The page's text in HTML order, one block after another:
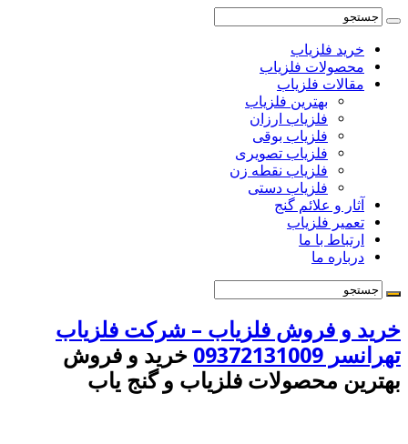
خرید فلزیاب
محصولات فلزیاب
مقالات فلزیاب
بهترین فلزیاب
فلزیاب ارزان
فلزیاب بوقی
فلزیاب تصویری
فلزیاب نقطه زن
فلزیاب دستی
آثار و علائم گنج
تعمیر فلزیاب
ارتباط با ما
درباره ما
خرید و فروش فلزیاب – شرکت فلزیاب
تهرانسر 09372131009
خرید و فروش
بهترین محصولات فلزیاب و گنج یاب